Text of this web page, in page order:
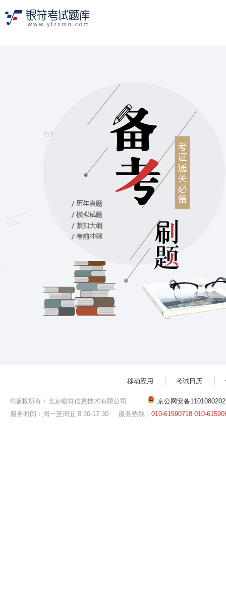
移动应用 考试日历
©版权所有：北京银符信息技术有限公司
京公网安备
服务时间：周一至周五 8:30-17:30 服务热线： 010-61590718 010-